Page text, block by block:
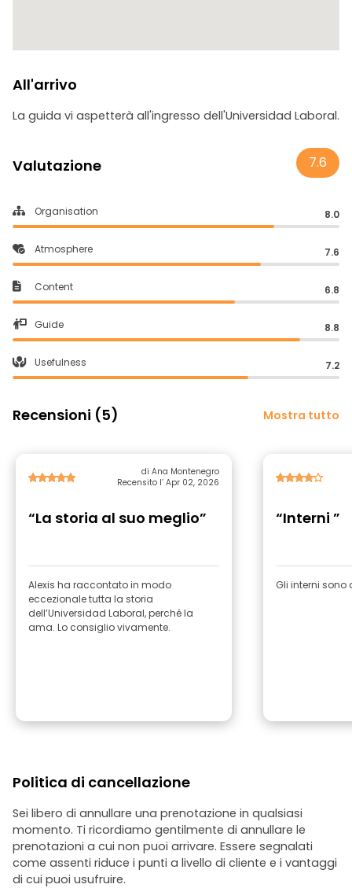
All'arrivo
La guida vi aspetterà all'ingresso dell'Universidad Laboral.
Valutazione 7.6
Organisation 8.0
Atmosphere 7.6
Content 6.8
Guide 8.8
Usefulness 7.2
Recensioni (5) Mostra tutto
di Ana Montenegro
Recensito l’ Apr 02, 2026
“La storia al suo meglio”
Alexis ha raccontato in modo
eccezionale tutta la storia
dell’Universidad Laboral, perché la
ama. Lo consiglio vivamente.
“Interni ”
Gli interni
Politica di cancellazione
Sei libero di annullare una prenotazione in qualsiasi
momento. Ti ricordiamo gentilmente di annullare le
prenotazioni a cui non puoi arrivare. Essere segnalati
come assenti riduce i punti a livello di cliente e i vantaggi
di cui puoi usufruire.